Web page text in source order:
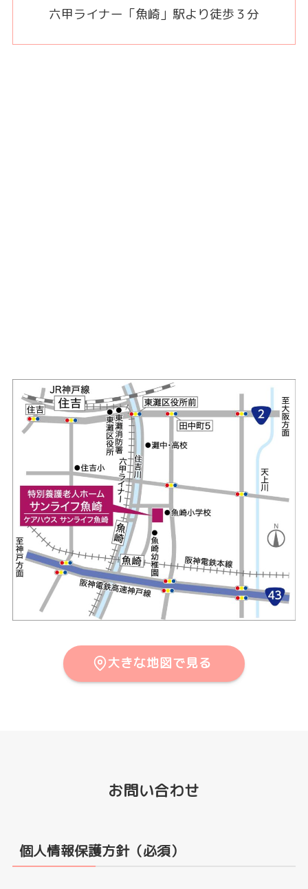
六甲ライナー「魚崎」駅より徒歩３分
大きな地図で見る
お問い合わせ
個人情報保護方針（必須）